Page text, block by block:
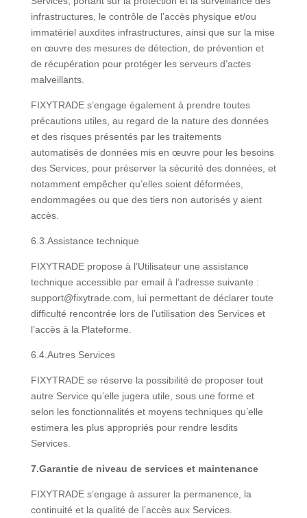
infrastructures, le contrôle de l’accès physique et/ou
immatériel auxdites infrastructures, ainsi que sur la mise
en œuvre des mesures de détection, de prévention et
de récupération pour protéger les serveurs d’actes
malveillants.
FIXYTRADE s’engage également à prendre toutes
précautions utiles, au regard de la nature des données
et des risques présentés par les traitements
automatisés de données mis en œuvre pour les besoins
des Services, pour préserver la sécurité des données, et
notamment empêcher qu’elles soient déformées,
endommagées ou que des tiers non autorisés y aient
accès.
6.3.Assistance technique
FIXYTRADE propose à l’Utilisateur une assistance
technique accessible par email à l’adresse suivante :
support@fixytrade.com, lui permettant de déclarer toute
difficulté rencontrée lors de l’utilisation des Services et
l’accès à la Plateforme.
6.4.Autres Services
FIXYTRADE se réserve la possibilité de proposer tout
autre Service qu’elle jugera utile, sous une forme et
selon les fonctionnalités et moyens techniques qu’elle
estimera les plus appropriés pour rendre lesdits
Services.
7.Garantie de niveau de services et maintenance
FIXYTRADE s’engage à assurer la permanence, la
continuité et la qualité de l’accès aux Services.